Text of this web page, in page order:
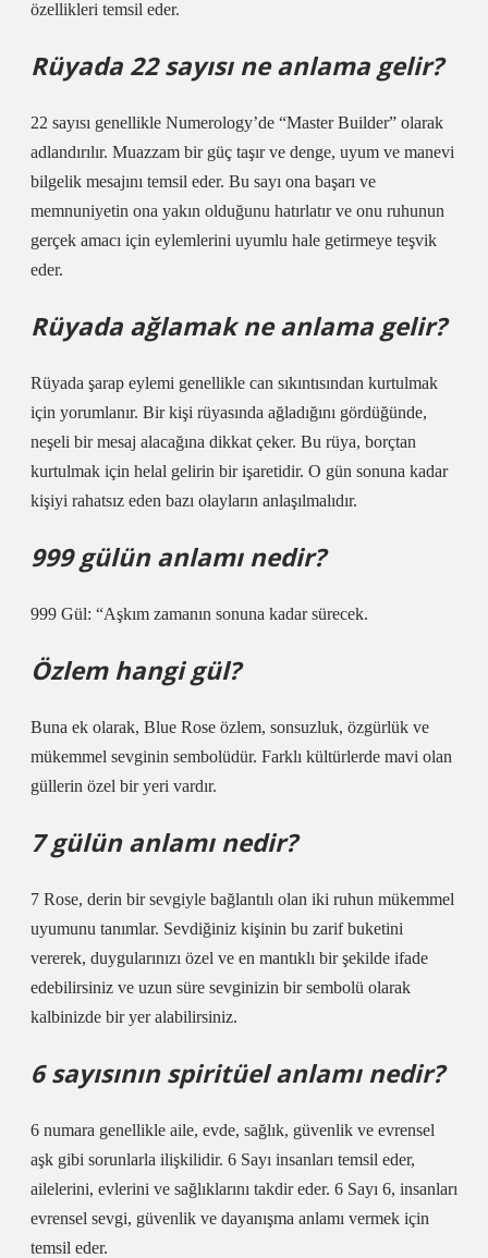
özellikleri temsil eder.
Rüyada 22 sayısı ne anlama gelir?
22 sayısı genellikle Numerology’de “Master Builder” olarak
adlandırılır. Muazzam bir güç taşır ve denge, uyum ve manevi
bilgelik mesajını temsil eder. Bu sayı ona başarı ve
memnuniyetin ona yakın olduğunu hatırlatır ve onu ruhunun
gerçek amacı için eylemlerini uyumlu hale getirmeye teşvik
eder.
Rüyada ağlamak ne anlama gelir?
Rüyada şarap eylemi genellikle can sıkıntısından kurtulmak
için yorumlanır. Bir kişi rüyasında ağladığını gördüğünde,
neşeli bir mesaj alacağına dikkat çeker. Bu rüya, borçtan
kurtulmak için helal gelirin bir işaretidir. O gün sonuna kadar
kişiyi rahatsız eden bazı olayların anlaşılmalıdır.
999 gülün anlamı nedir?
999 Gül: “Aşkım zamanın sonuna kadar sürecek.
Özlem hangi gül?
Buna ek olarak, Blue Rose özlem, sonsuzluk, özgürlük ve
mükemmel sevginin sembolüdür. Farklı kültürlerde mavi olan
güllerin özel bir yeri vardır.
7 gülün anlamı nedir?
7 Rose, derin bir sevgiyle bağlantılı olan iki ruhun mükemmel
uyumunu tanımlar. Sevdiğiniz kişinin bu zarif buketini
vererek, duygularınızı özel ve en mantıklı bir şekilde ifade
edebilirsiniz ve uzun süre sevginizin bir sembolü olarak
kalbinizde bir yer alabilirsiniz.
6 sayısının spiritüel anlamı nedir?
6 numara genellikle aile, evde, sağlık, güvenlik ve evrensel
aşk gibi sorunlarla ilişkilidir. 6 Sayı insanları temsil eder,
ailelerini, evlerini ve sağlıklarını takdir eder. 6 Sayı 6, insanları
evrensel sevgi, güvenlik ve dayanışma anlamı vermek için
temsil eder.